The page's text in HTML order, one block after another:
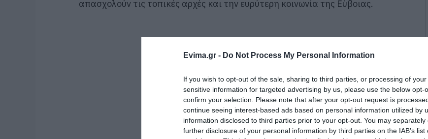
Evima.gr - Do Not Process My Personal Information
If you wish to opt-out of the sale, sharing to third parties, or processing of
sensitive information for targeted advertising by us, please use the below opt-
confirm your selection. Please note that after your opt-out request is
continue seeing interest-based ads based on personal information utilized by
information disclosed to third parties prior to your opt-out. You may
further disclosure of your personal information by third parties on the IAB’s list
απασχολούν τις τοπικές αρχές και την ευρύτερη κοινωνία της Εύβοιας.